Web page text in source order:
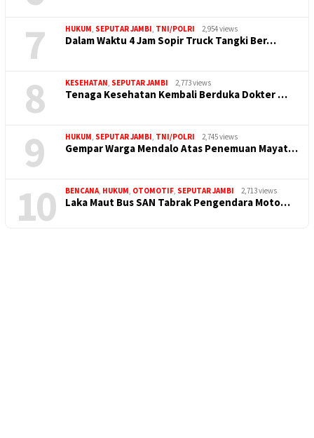
7
HUKUM, SEPUTAR JAMBI, TNI/POLRI 2,954 views
Dalam Waktu 4 Jam Sopir Truck Tangki Ber…
8 KESEHATAN, SEPUTAR JAMBI 2,773 views
Tenaga Kesehatan Kembali Berduka Dokter …
9 HUKUM, SEPUTAR JAMBI, TNI/POLRI 2,745 views
Gempar Warga Mendalo Atas Penemuan Mayat…
10 BENCANA, HUKUM, OTOMOTIF, SEPUTAR JAMBI 2,713 views
Laka Maut Bus SAN Tabrak Pengendara Moto…